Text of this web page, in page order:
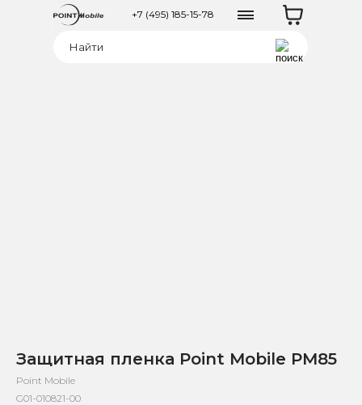
+7 (495) 185-15-78
Защитная пленка Point Mobile PM85
Point Mobile
G01-010821-00